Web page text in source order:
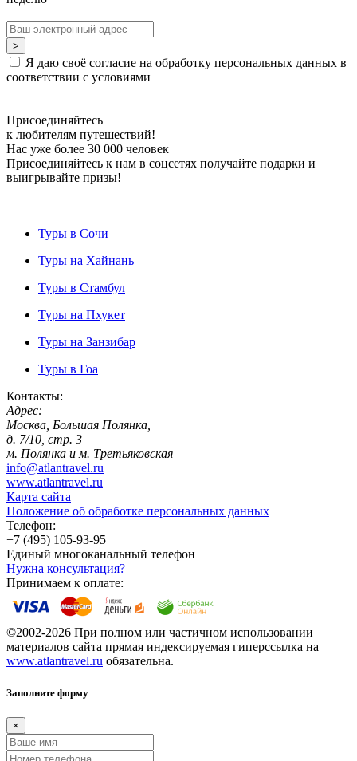
Я даю своё согласие на обработку персональных данных в
соответствии с условиями
Присоединяйтесь
к любителям путешествий!
Нас уже более 30 000 человек
Присоединяйтесь к нам в соцсетях получайте подарки и
выигрывайте призы!
Туры в Сочи
Туры на Хайнань
Туры в Стамбул
Туры на Пхукет
Туры на Занзибар
Туры в Гоа
Контакты:
Адрес:
Москва, Большая Полянка,
д. 7/10, стр. 3
м. Полянка и м. Третьяковская
info@atlantravel.ru
www.atlantravel.ru
Карта сайта
Положение об обработке персональных данных
Телефон:
+7 (495) 105-93-95
Единый многоканальный телефон
Нужна консультация?
Принимаем к оплате:
©2002-2026 При полном или частичном использовании
материалов сайта прямая индексируемая гиперссылка на
www.atlantravel.ru обязательна.
Заполните форму
×